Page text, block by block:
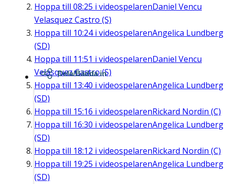
Hoppa till 08:25 i videospelarenDaniel Vencu
Velasquez Castro (S)
Hoppa till 10:24i videospelarenAngelica Lundberg
(SD)
Hoppa till 11:51 i videospelarenDaniel Vencu
Velasquez Castro (S)
Hoppa till 13:40 i videospelarenAngelica Lundberg
(SD)
Hoppa till 15:16 i videospelarenRickard Nordin (C)
Hoppa till 16:30 i videospelarenAngelica Lundberg
(SD)
Hoppa till 18:12 i videospelarenRickard Nordin (C)
Hoppa till 19:25 i videospelarenAngelica Lundberg
(SD)
Dela/Bädda in